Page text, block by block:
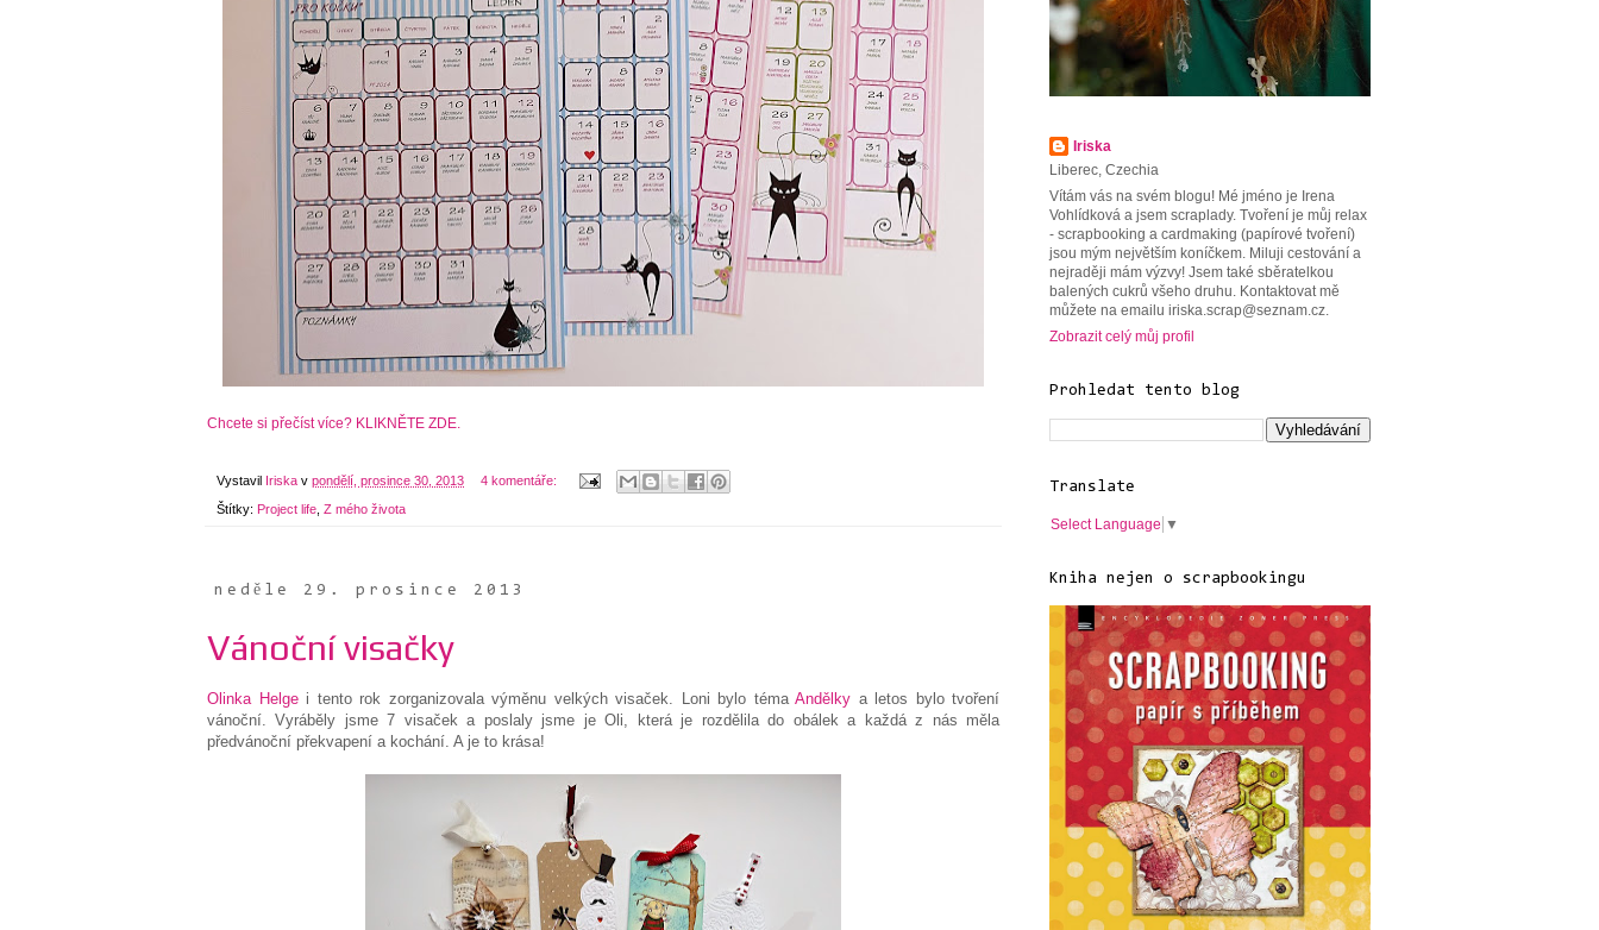
Chcete si přečíst více? KLIKNĚTE ZDE.
Vystavil Iriska v pondělí, prosince 30, 2013 4 komentáře:
Štítky: Project life Z mého života
neděle 29. prosince 2013
Vánoční visačky
Olinka Helge i tento rok zorganizovala výměnu velkých visaček. Loni bylo téma Andělky a letos bylo tvoření
vánoční. Vyráběly jsme 7 visaček a poslaly jsme je Oli, která je rozdělila do obálek a každá z nás měla
předvánoční překvapení a kochání. A je to krása!
Iriska
Liberec, Czechia
Vítám vás na svém blogu! Mé jméno je Irena
Vohlídková a jsem scraplady. Tvoření je můj relax
- scrapbooking a cardmaking (papírové tvoření)
jsou mým největším koníčkem. Miluji cestování a
nejraději mám výzvy! Jsem také sběratelkou
balených cukrů všeho druhu. Kontaktovat mě
můžete na emailu iriska.scrap@seznam.cz.
Zobrazit celý můj profil
Prohledat tento blog
Translate
Select Language ▼
Kniha nejen o scrapbookingu